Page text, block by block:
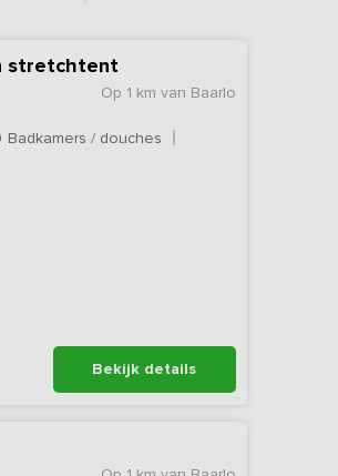
stretchtent
Op 1 km van Baarlo
Badkamers / douches
Bekijk details